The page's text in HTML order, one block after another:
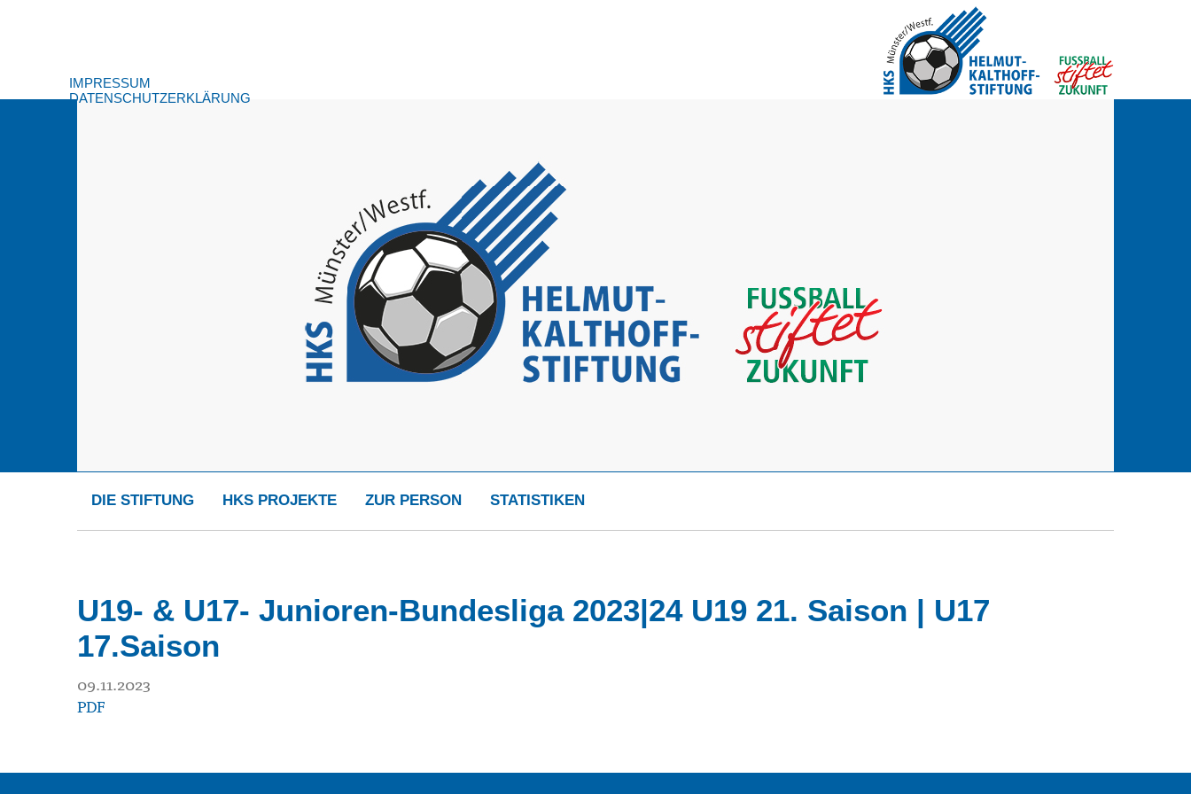
IMPRESSUM
DATENSCHUTZERKLÄRUNG
DIE STIFTUNG HKS PROJEKTE ZUR PERSON STATISTIKEN
U19- & U17- Junioren-Bundesliga 2023|24 U19 21. Saison | U17
17.Saison
09.11.2023
PDF